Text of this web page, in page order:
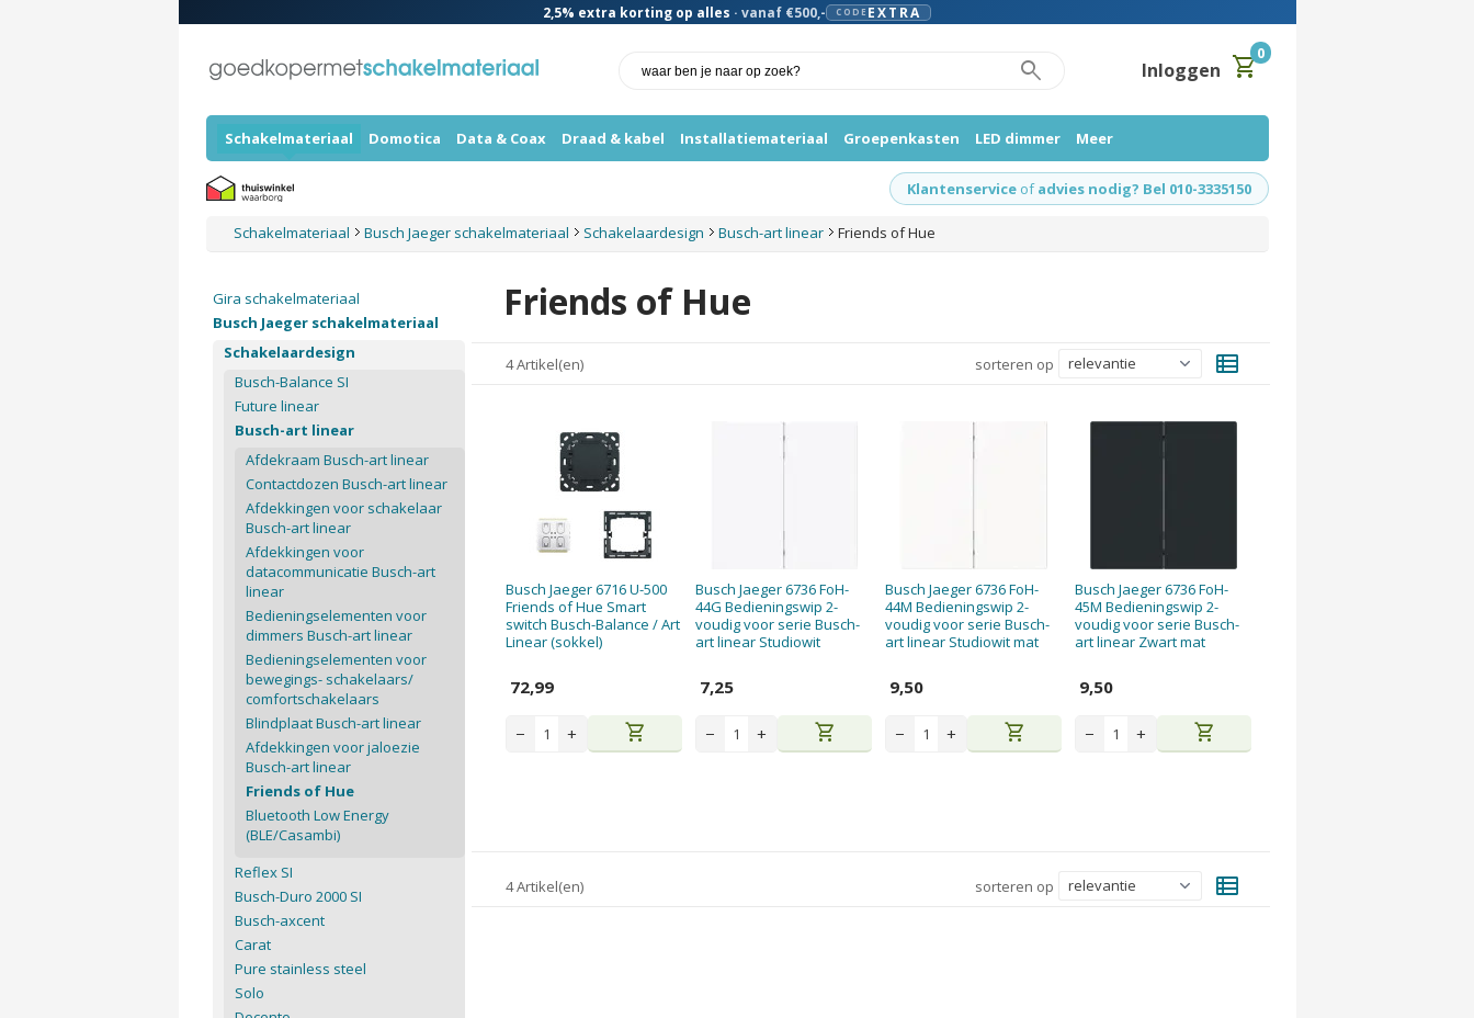
2,5% extra korting op alles · vanaf €500,- CODE EXTRA
search Inloggen shopping_cart0
Schakelmateriaal Domotica Data & Coax Draad & kabel Installatiemateriaal Groepenkasten LED dimmer Meer
Klantenservice of advies nodig? Bel 010-3335150
Schakelmateriaal Busch Jaeger schakelmateriaal Schakelaardesign Busch-art linear Friends of Hue
Friends of Hue
4 Artikel(en) sorteren op view_list
Busch Jaeger 6716 U-500
Friends of Hue Smart
switch Busch-Balance / Art
Linear (sokkel)
72,99
− + shopping_cart
Busch Jaeger 6736 FoH-
44G Bedieningswip 2-
voudig voor serie Busch-
art linear Studiowit
7,25
− + shopping_cart
Busch Jaeger 6736 FoH-
44M Bedieningswip 2-
voudig voor serie Busch-
art linear Studiowit mat
9,50
− + shopping_cart
Busch Jaeger 6736 FoH-
45M Bedieningswip 2-
voudig voor serie Busch-
art linear Zwart mat
9,50
− + shopping_cart
4 Artikel(en) sorteren op view_list
Gira schakelmateriaal
Busch Jaeger schakelmateriaal
Schakelaardesign
Busch-Balance SI
Future linear
Busch-art linear
Afdekraam Busch-art linear
Contactdozen Busch-art linear
Afdekkingen voor schakelaar
Busch-art linear
Afdekkingen voor
datacommunicatie Busch-art
linear
Bedieningselementen voor
dimmers Busch-art linear
Bedieningselementen voor
bewegings- schakelaars/
comfortschakelaars
Blindplaat Busch-art linear
Afdekkingen voor jaloezie
Busch-art linear
Friends of Hue
Bluetooth Low Energy
(BLE/Casambi)
Reflex SI
Busch-Duro 2000 SI
Busch-axcent
Carat
Pure stainless steel
Solo